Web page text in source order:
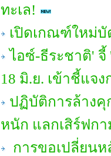
ทะเล!
เปิดเกณฑ์ใหม่
ไอซ์-ธีระชาติ' จี้
18 มิ.ย. เข้าชี้แจ
ปฏิบัติการล้างคุ
หนัก แลกเสิร์ฟก
การขอเปลี่ยน